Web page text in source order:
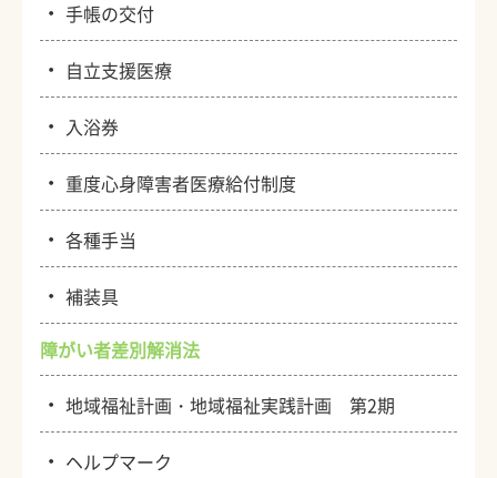
・手帳の交付
・ 自立支援医療
・ 入浴券
・ 重度心身障害者医療給付制度
・各種手当
・補装具
障がい者差別解消法
・地域福祉計画・地域福祉実践計画 第2期
・ ヘルプマーク